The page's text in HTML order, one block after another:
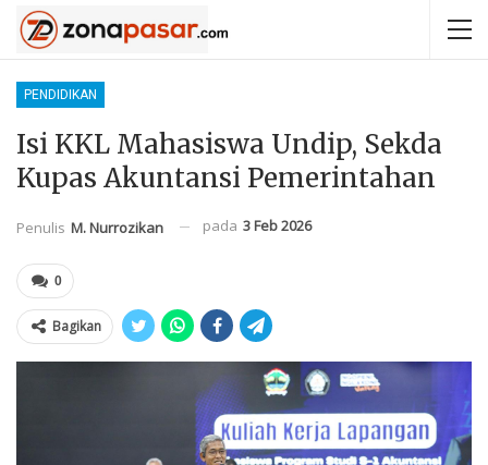
PENDIDIKAN
Isi KKL Mahasiswa Undip, Sekda
Kupas Akuntansi Pemerintahan
Penulis M. Nurrozikan pada 3 Feb 2026
0
Bagikan